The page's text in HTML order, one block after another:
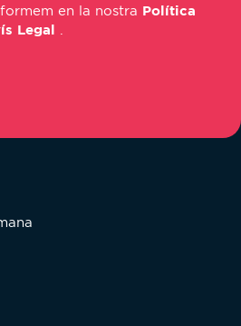
en la nostra Política
Legal